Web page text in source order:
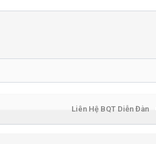
Liên Hệ BQT Diễn Đàn